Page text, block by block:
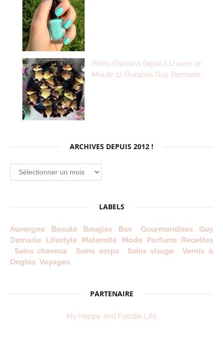
Petits Oursons façon LU avec le
Moule 12 Oursons Guy Demarle
ARCHIVES DEPUIS 2012 !
Archives
depuis
LABELS
Auvergne Beauté Bougies Box Gourmandises
Guy
Demarle Lifestyle Maternité Mode Parfums Recettes
Soins cheveux
Soins corps Soins visage
Vernis à
Ongles Voyages
PARTENAIRE
My Happy and Foodie Life